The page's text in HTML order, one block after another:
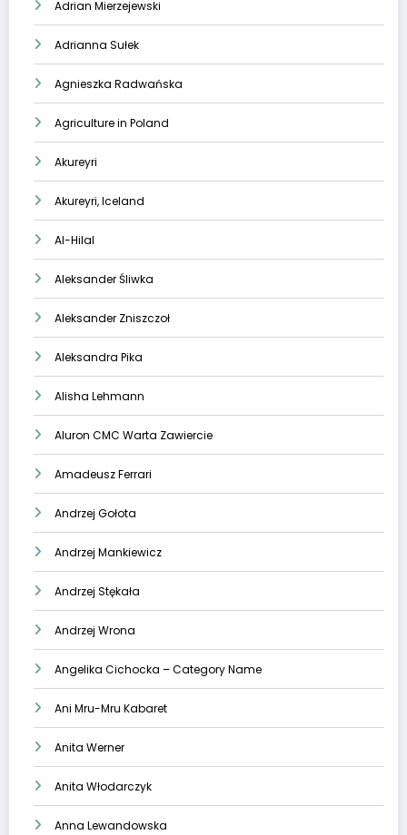
Adrian Mierzejewski
Adrianna Sułek
Agnieszka Radwańska
Agriculture in Poland
Akureyri
Akureyri, Iceland
Al-Hilal
Aleksander Śliwka
Aleksander Zniszczoł
Aleksandra Pika
Alisha Lehmann
Aluron CMC Warta Zawiercie
Amadeusz Ferrari
Andrzej Gołota
Andrzej Mankiewicz
Andrzej Stękała
Andrzej Wrona
Angelika Cichocka – Category Name
Ani Mru-Mru Kabaret
Anita Werner
Anita Włodarczyk
Anna Lewandowska